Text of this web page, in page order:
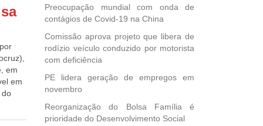
o
180
em
em
do
Preocupação mundial com onda de
contágios de Covid-19 na China
Comissão aprova projeto que libera de
rodízio veículo conduzido por motorista
com deficiência
PE lidera geração de empregos em
novembro
Reorganização do Bolsa Família é
prioridade do Desenvolvimento Social